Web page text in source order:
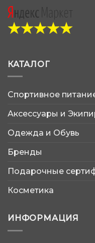
КАТАЛОГ
Спортивное
Аксессуары и
Одежда и Обувь
Бренды
Подарочные
Косметика
ИНФОРМАЦИЯ